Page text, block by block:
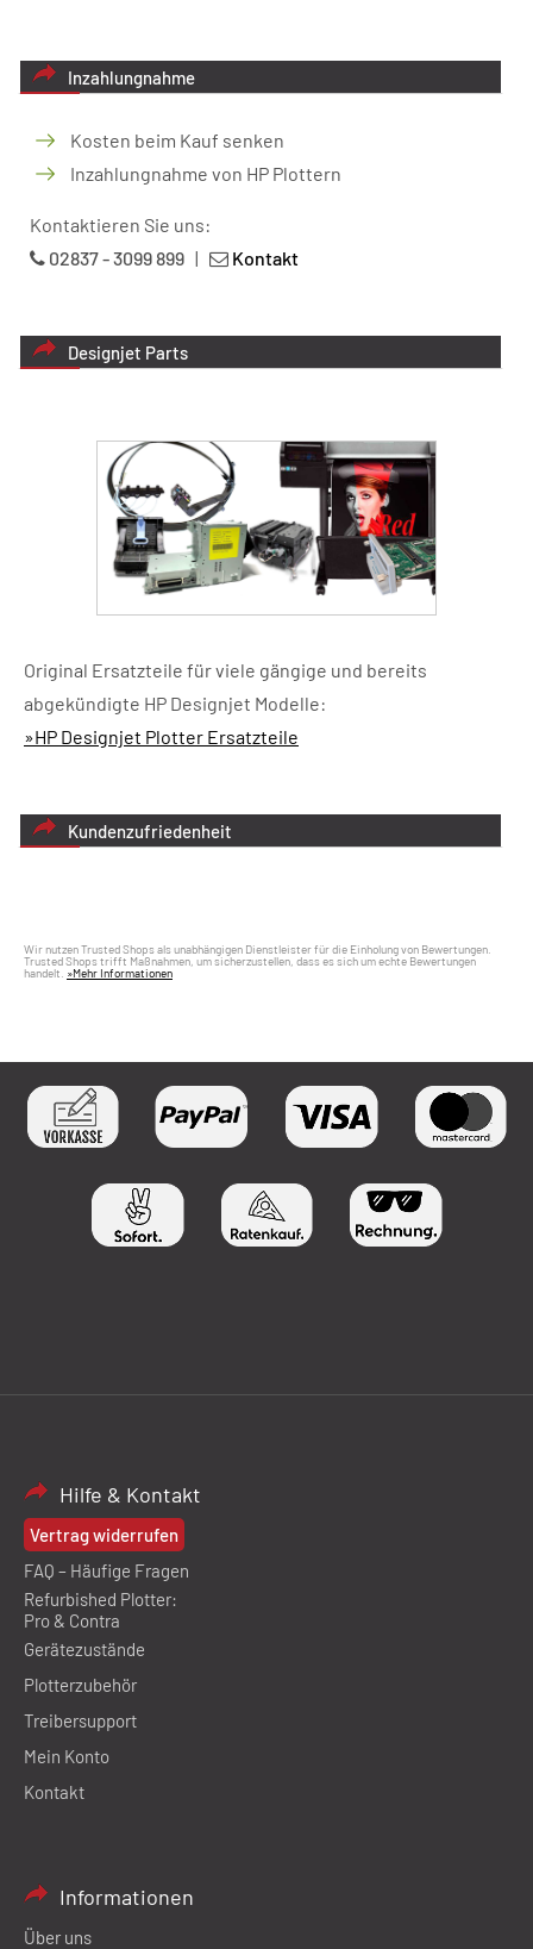
Inzahlungnahme
Kosten beim Kauf senken
Inzahlungnahme von HP Plottern
Kontaktieren Sie uns:
02837 - 3099 899 | Kontakt
Designjet Parts
Original Ersatzteile für viele gängige und bereits
abgekündigte HP Designjet Modelle:
»HP Designjet Plotter Ersatzteile
Kundenzufriedenheit
Wir nutzen Trusted Shops als unabhängigen Dienstleister für die Einholung von Bewertungen.
Trusted Shops trifft Maßnahmen, um sicherzustellen, dass es sich um echte Bewertungen
handelt. »Mehr Informationen
Hilfe & Kontakt
Vertrag widerrufen
FAQ – Häufige Fragen
Refurbished Plotter:
Pro & Contra
Gerätezustände
Plotterzubehör
Treibersupport
Mein Konto
Kontakt
Informationen
Über uns